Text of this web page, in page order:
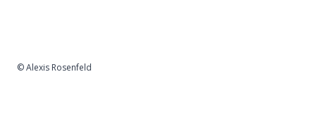
© Alexis Rosenfeld